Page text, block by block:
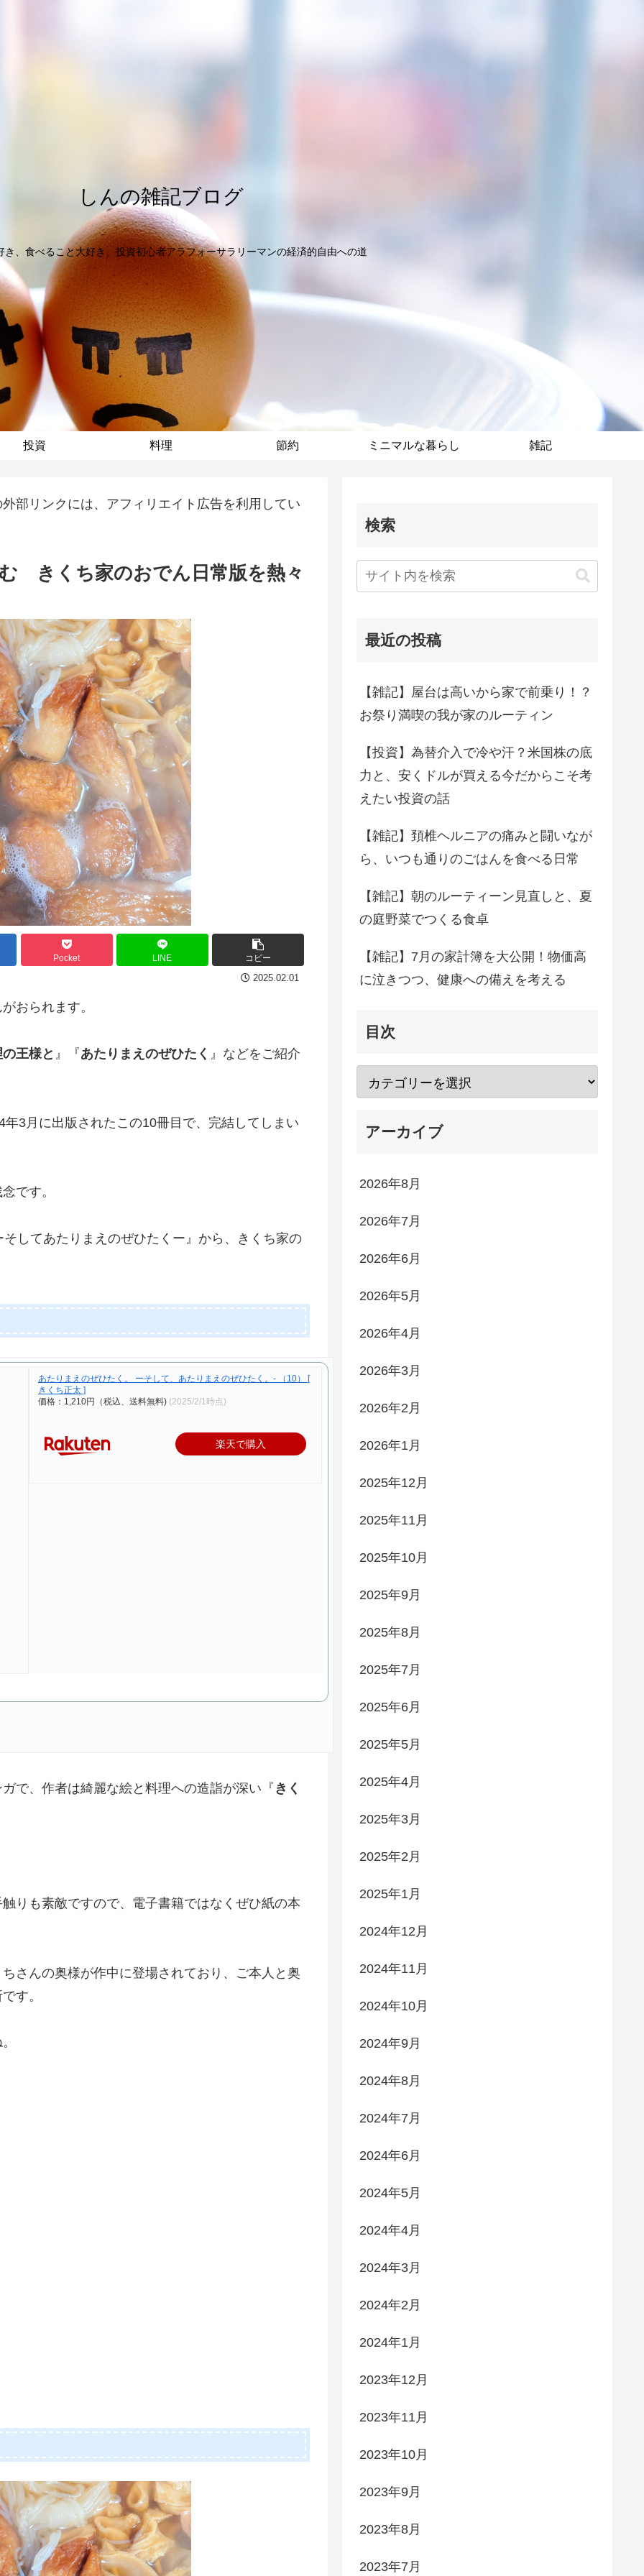
しんの雑記ブログ
き、食べること大好き、投資初心者アラフォーサラリーマンの経済的自由への道
投資 料理 節約 ミニマルな暮らし 雑記
部リンクには、アフィリエイト広告を利用してい
きくち家のおでん日常版を熱々
Pocket LINE コピー
2025.02.01
おられます。
王様と 』『あたりまえのぜひたく 』などをご紹介
3月に出版されたこの10冊目で、完結してしまい
です。
してあたりまえのぜひたくー』から、きくち家の
あたりまえのぜひたく。 ーそして、あたりまえのぜひたく。- （10） [
きくち正太 ]
価格：1,210円（税込、送料無料) (2025/2/1時点)
楽天で購入
で、作者は綺麗な絵と料理への造詣が深い『 きく
りも素敵ですので、電子書籍ではなくぜひ紙の本
さんの奥様が作中に登場されており、ご本人と奥
す。
検索
最近の投稿
【雑記】屋台は高いから家で前乗り！？
お祭り満喫の我が家のルーティン
【投資】為替介入で冷や汗？米国株の底
力と、安くドルが買える今だからこそ考
えたい投資の話
【雑記】頚椎ヘルニアの痛みと闘いなが
ら、いつも通りのごはんを食べる日常
【雑記】朝のルーティーン見直しと、夏
の庭野菜でつくる食卓
【雑記】7月の家計簿を大公開！物価高
に泣きつつ、健康への備えを考える
目次
アーカイブ
2026年8月
2026年7月
2026年6月
2026年5月
2026年4月
2026年3月
2026年2月
2026年1月
2025年12月
2025年11月
2025年10月
2025年9月
2025年8月
2025年7月
2025年6月
2025年5月
2025年4月
2025年3月
2025年2月
2025年1月
2024年12月
2024年11月
2024年10月
2024年9月
2024年8月
2024年7月
2024年6月
2024年5月
2024年4月
2024年3月
2024年2月
2024年1月
2023年12月
2023年11月
2023年10月
2023年9月
2023年8月
2023年7月